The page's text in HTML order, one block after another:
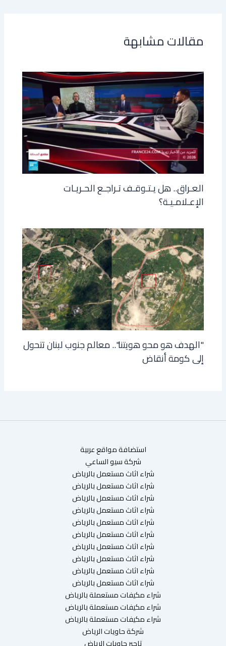
مقالات مشابهة
العـراق.. هل يـتـوقـف تـراجـع الحـريـات
الإعـلامـيـة؟
"الهدف هو محو هويتنا".. معالم جنوب لبنان تتحول
إلى كومة أنقاض
استضافة مواقع عربية
شركة سيو الساعي
شراء اثاث مستعمل بالرياض
شراء اثاث مستعمل بالرياض
شراء اثاث مستعمل بالرياض
شراء اثاث مستعمل بالرياض
شراء اثاث مستعمل بالرياض
شراء اثاث مستعمل بالرياض
شراء اثاث مستعمل بالرياض
شراء اثاث مستعمل بالرياض
شراء اثاث مستعمل بالرياض
شراء اثاث مستعمل بالرياض
شراء مكيفات مستعملة بالرياض
شراء مكيفات مستعملة بالرياض
شراء مكيفات مستعملة بالرياض
شركة حاويات الرياض